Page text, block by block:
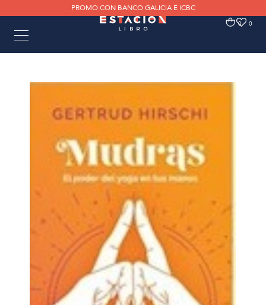
PROMO CON BANCO GALICIA E ICBC
0 0